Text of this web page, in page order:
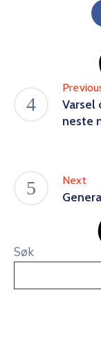
Varsel
neste
Next
Søk